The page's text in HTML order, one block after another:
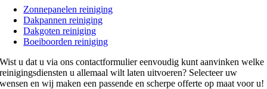
Zonnepanelen reiniging
Dakpannen reiniging
Dakgoten reiniging
Boeiboorden reiniging
Wist u dat u via ons contactformulier eenvoudig kunt aanvinken welke
reinigingsdiensten u allemaal wilt laten uitvoeren? Selecteer uw
wensen en wij maken een passende en scherpe offerte op maat voor u!